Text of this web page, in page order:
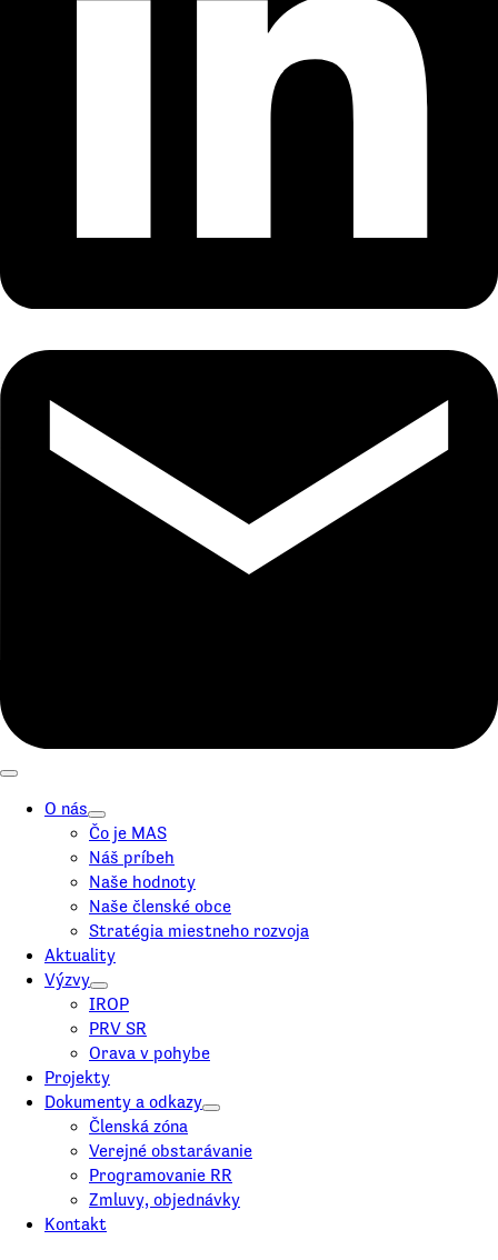
O nás
Čo je MAS
Náš príbeh
Naše hodnoty
Naše členské obce
Stratégia miestneho rozvoja
Aktuality
Výzvy
IROP
PRV SR
Orava v pohybe
Projekty
Dokumenty a odkazy
Členská zóna
Verejné obstarávanie
Programovanie RR
Zmluvy, objednávky
Kontakt